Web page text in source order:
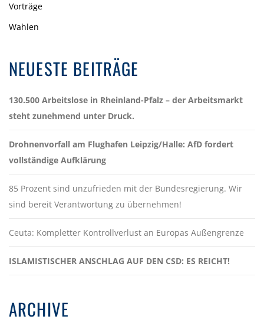
Vorträge
Wahlen
NEUESTE BEITRÄGE
130.500 Arbeitslose in Rheinland-Pfalz – der Arbeitsmarkt
steht zunehmend unter Druck.
Drohnenvorfall am Flughafen Leipzig/Halle: AfD fordert
vollständige Aufklärung
85 Prozent sind unzufrieden mit der Bundesregierung. Wir
sind bereit Verantwortung zu übernehmen!
Ceuta: Kompletter Kontrollverlust an Europas Außengrenze
ISLAMISTISCHER ANSCHLAG AUF DEN CSD: ES REICHT!
ARCHIVE